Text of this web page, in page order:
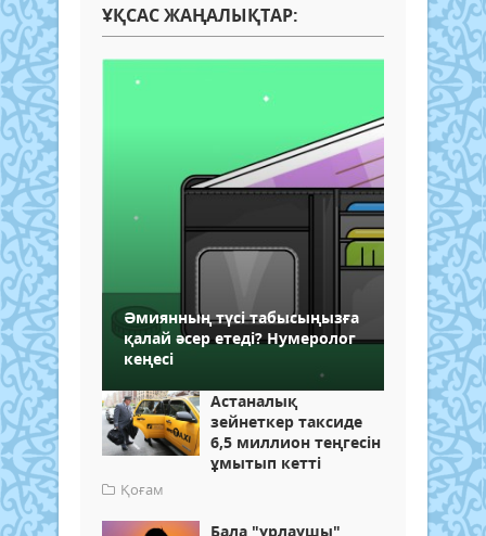
ҰҚСАС ЖАҢАЛЫҚТАР:
Әмиянның түсі табысыңызға
қалай әсер етеді? Нумеролог
кеңесі
Астаналық
зейнеткер таксиде
6,5 миллион теңгесін
ұмытып кетті
Қоғам
Бала "ұрлаушы"